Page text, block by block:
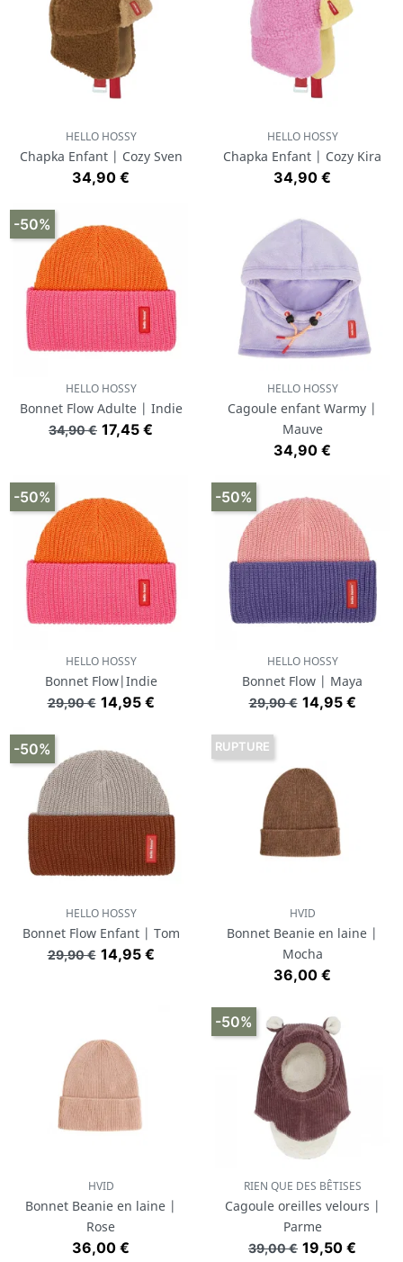
HELLO HOSSY
Chapka Enfant | Cozy Sven
Prix
34,90 €
HELLO HOSSY
Chapka Enfant | Cozy Kira
Prix
34,90 €
HELLO HOSSY
Bonnet Flow Adulte | Indie
Prix de base
34,90 € Prix
17,45 €
-50%
HELLO HOSSY
Cagoule enfant Warmy |
Mauve
Prix
34,90 €
HELLO HOSSY
Bonnet Flow|Indie
Prix de base
29,90 € Prix
14,95 €
-50%
HELLO HOSSY
Bonnet Flow | Maya
Prix de base
29,90 € Prix
14,95 €
-50%
HELLO HOSSY
Bonnet Flow Enfant | Tom
Prix de base
29,90 € Prix
14,95 €
-50%
HVID
Bonnet Beanie en laine |
Mocha
Prix
36,00 €
RUPTURE
HVID
Bonnet Beanie en laine |
Rose
Prix
36,00 €
RIEN QUE DES BÊTISES
Cagoule oreilles velours |
Parme
Prix de base
39,00 € Prix
19,50 €
-50%